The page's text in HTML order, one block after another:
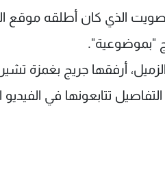
"بموضوعية".
أرفقها جريج بغمزة
تتابعونها في الفيديو